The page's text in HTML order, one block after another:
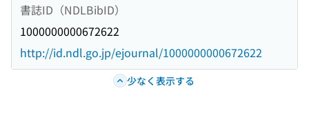
書誌ID（NDLBibID）
1000000000672622
http://id.ndl.go.jp/ejournal/1000000000672622
少なく表示する